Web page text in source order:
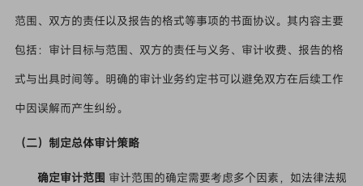
范围、双方的责任以及报告的格式等事项的书面协议。其内容主要
包括：审计目标与范围、双方的责任与义务、审计收费、报告的格
式与出具时间等。明确的审计业务约定书可以避免双方在后续工作
中因误解而产生纠纷。
（二）制定总体审计策略
确定审计范围 审计范围的确定需要考虑多个因素，如法律法规